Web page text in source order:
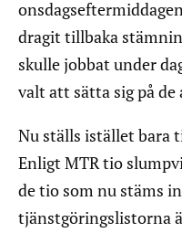
dragit tillbaka
skulle jobbat under
valt att sätta sig på de
Nu ställs istället bara
Enligt MTR tio
de tio som nu stäms
tjänstgöringslistorna